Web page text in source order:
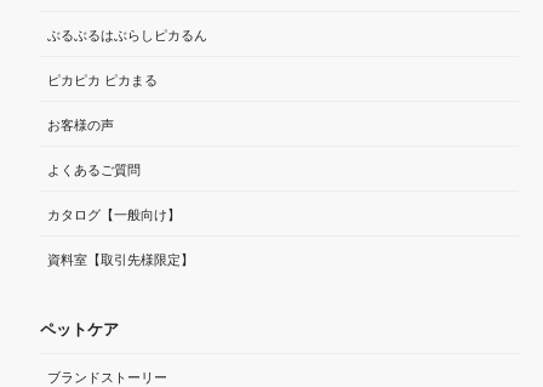
ぶるぶるはぶらしピカるん
ピカピカ ピカまる
お客様の声
よくあるご質問
カタログ【一般向け】
資料室【取引先様限定】
ペットケア
ブランドストーリー